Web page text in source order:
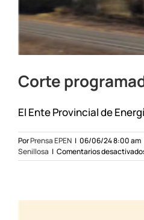
Corte
El Ente Provincial de
PorPrensa EPEN | 06/06/24 8:00 am
Senillosa | Comentarios